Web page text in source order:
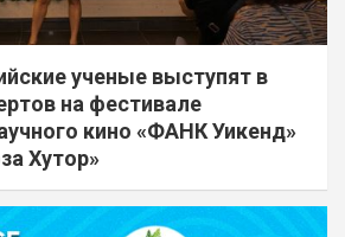
ученые выступят в
на фестивале
кино «ФАНК Уикенд»
Хутор»